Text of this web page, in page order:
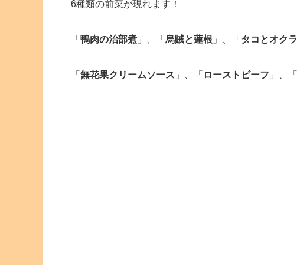
6種類の前菜が現れます！
「 鴨肉の治部煮 」、「 烏賊と蓮根 」、「 タコとオクラ
「 無花果クリームソース 」、「 ローストビーフ 」、「